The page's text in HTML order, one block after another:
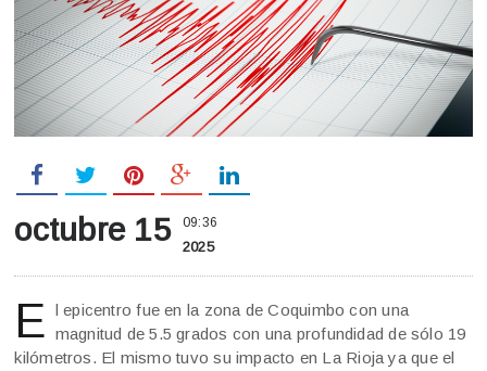
octubre 15 09:36
2025
E l epicentro fue en la zona de Coquimbo con una
magnitud de 5.5 grados con una profundidad de sólo 19
kilómetros. El mismo tuvo su impacto en La Rioja ya que el